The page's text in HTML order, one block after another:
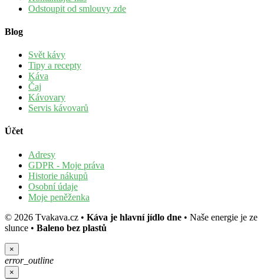
Odstoupit od smlouvy zde
Blog
Svět kávy
Tipy a recepty
Káva
Čaj
Kávovary
Servis kávovarů
Účet
Adresy
GDPR - Moje práva
Historie nákupů
Osobní údaje
Moje peněženka
© 2026 Tvakava.cz • Káva je hlavní jídlo dne • Naše energie je ze
slunce • Baleno bez plastů
×
error_outline
×